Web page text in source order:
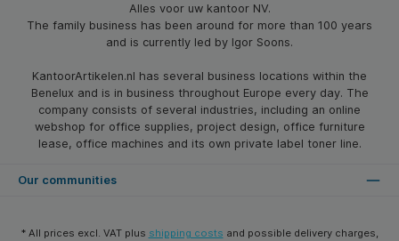
Alles voor uw kantoor NV.
The family business has been around for more than 100 years
and is currently led by Igor Soons.
KantoorArtikelen.nl has several business locations within the
Benelux and is in business throughout Europe every day. The
company consists of several industries, including an online
webshop for office supplies, project design, office furniture
lease, office machines and its own private label toner line.
Our communities
* All prices excl. VAT plus shipping costs and possible delivery charges,